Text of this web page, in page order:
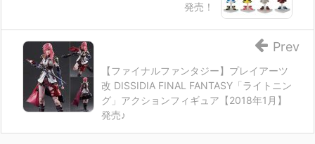
発売！
【ファイナルファンタジー】プレイアーツ
改 DISSIDIA FINAL FANTASY「ライトニン
グ」アクションフィギュア【2018年1月】
発売♪
Prev